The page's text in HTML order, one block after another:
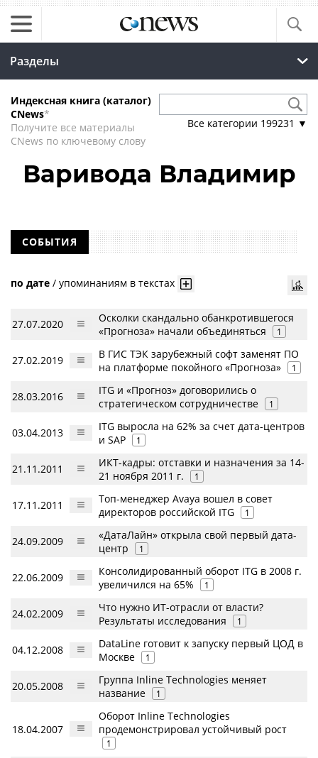
Разделы
Индексная книга (каталог)
CNews*
Получите все материалы
CNews по ключевому слову
Все категории 199231 ▼
Варивода Владимир
СОБЫТИЯ
по дате / упоминаниям в текстах
27.07.2020
Осколки скандально обанкротившегося
«Прогноза» начали объединяться
1
27.02.2019
В ГИС ТЭК зарубежный софт заменят ПО
на платформе покойного «Прогноза»
1
28.03.2016
ITG и «Прогноз» договорились о
стратегическом сотрудничестве
1
03.04.2013
ITG выросла на 62% за счет дата-центров
и SAP
1
21.11.2011
ИКТ-кадры: отставки и назначения за 14-
21 ноября 2011 г.
1
17.11.2011
Топ-менеджер Avaya вошел в совет
директоров российской ITG
1
24.09.2009
«ДатаЛайн» открыла свой первый дата-
центр
1
22.06.2009
Консолидированный оборот ITG в 2008 г.
увеличился на 65%
1
24.02.2009
Что нужно ИТ-отрасли от власти?
Результаты исследования
1
04.12.2008
DataLine готовит к запуску первый ЦОД в
Москве
1
20.05.2008
Группа Inline Technologies меняет
название
1
18.04.2007
Оборот Inline Technologies
продемонстрировал устойчивый рост
1